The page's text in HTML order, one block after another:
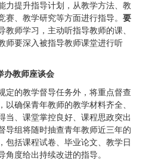
力提升指导计划，从教学方法、教
赛、教学研究等方面进行指导。 要
教师学习，主动听指导教师的课、
师要深入被指导教师课堂进行听
办教师座谈会
定的教学督导任务外，将重点督查
以确保青年教师的教学材料齐全、
当、课堂掌控良好、课程思政突出
导组将随时抽查青年教师近三年的
包括课程试卷、毕业论文、教学日
角度给出持续改进的指导。